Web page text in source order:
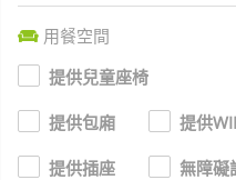
用餐空間
提供兒童座椅
提供包廂 提供
提供插座 無障礙